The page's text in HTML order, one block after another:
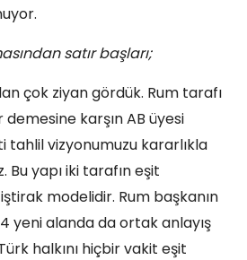
satır başları;
çok ziyan gördük. Rum tarafı
demesine karşın AB üyesi
tahlil vizyonumuzu kararlıkla
yapı iki tarafın eşit
modelidir. Rum başkanın
yeni alanda da ortak anlayış
halkını hiçbir vakit eşit